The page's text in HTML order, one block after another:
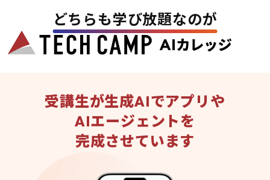
どちらも学び放題なのが
受講生が生成AIでアプリや
AIエージェントを
完成させています